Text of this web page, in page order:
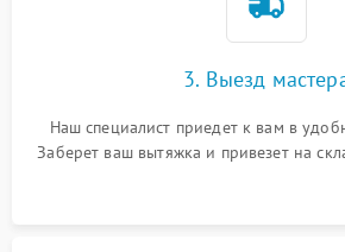
3. Выезд
Наш специалист приедет к вам в
Заберет ваш вытяжка и привезет на